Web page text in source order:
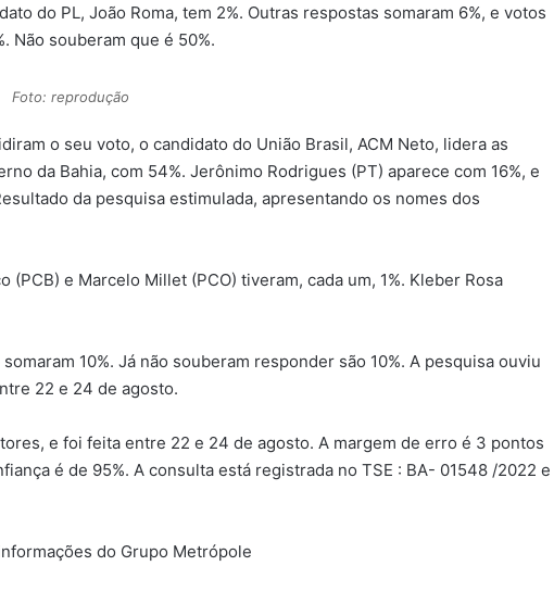
do PL, João Roma, tem 2%. Outras respostas somaram 6%, e votos
Não souberam que é 50%.
Foto: reprodução
o seu voto, o candidato do União Brasil, ACM Neto, lidera as
da Bahia, com 54%. Jerônimo Rodrigues (PT) aparece com 16%, e
da pesquisa estimulada, apresentando os nomes dos
(PCB) e Marcelo Millet (PCO) tiveram, cada um, 1%. Kleber Rosa
10%. Já não souberam responder são 10%. A pesquisa ouviu
22 e 24 de agosto.
e foi feita entre 22 e 24 de agosto. A margem de erro é 3 pontos
é de 95%. A consulta está registrada no TSE : BA- 01548 /2022 e
do Grupo Metrópole